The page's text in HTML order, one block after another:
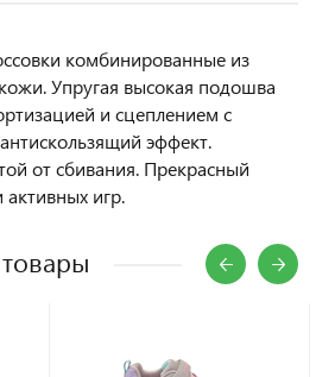
комбинированные из
Упругая высокая подошва
и сцеплением с
эффект.
от сбивания. Прекрасный
активных игр.